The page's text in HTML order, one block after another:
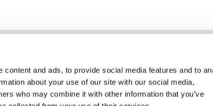
content and ads, to provide social media features and to
about your use of our site with our social media,
who may combine it with other information that you’ve